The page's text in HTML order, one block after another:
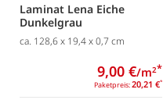
Laminat Lena Eiche
Dunkelgrau
ca. 128,6 x 19,4 x 0,7 cm
Paketpreis:20,21 €*
9,00 €/m2*